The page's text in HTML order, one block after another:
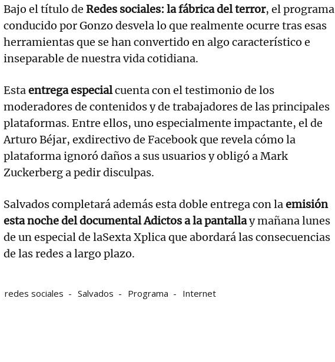
Bajo el título de Redes sociales: la fábrica del terror, el programa
conducido por Gonzo desvela lo que realmente ocurre tras esas
herramientas que se han convertido en algo característico e
inseparable de nuestra vida cotidiana.
Estaentrega especialcuenta con el testimonio de los
moderadores de contenidos y de trabajadores de las principales
plataformas. Entre ellos, uno especialmente impactante, el de
Arturo Béjar, exdirectivo de Facebook que revela cómo la
plataforma ignoró daños a sus usuarios y obligó a Mark
Zuckerberg a pedir disculpas.
Salvados completará además esta doble entrega con laemisión
esta noche del documental Adictos a la pantallay mañana lunes
de un especial de laSexta Xplica que abordará las consecuencias
de las redes a largo plazo.
redes sociales Salvados Programa Internet